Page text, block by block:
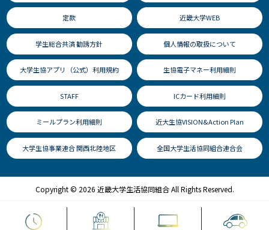
定款 近畿大学WEB
学生総合共済 勧誘方針 個人情報の取扱について
大学生協アプリ（公式）利用規約 生協電子マネー利用細則
STAFF ICカード利用細則
ミールプラン利用細則 近大生協VISION&Action Plan
大学生協事業連合 関西北陸地区 全国大学生活協同組合連合会
Copyright © 2026 近畿大学生活協同組合 All Rights Reserved.